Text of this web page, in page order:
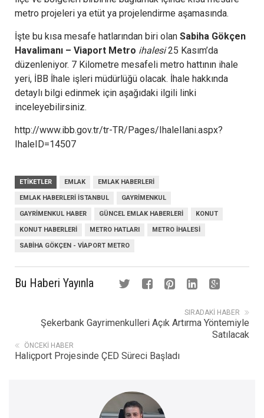
metro projeleri ya etüt ya projelendirme aşamasında.
İşte bu kısa mesafe hatlarından biri olan Sabiha Gökçen
Havalimanı – Viaport Metro ihalesi25 Kasım’da
düzenleniyor. 7 Kilometre mesafeli metro hattının ihale
yeri, İBB İhale işleri müdürlüğü olacak. İhale hakkında
detaylı bilgi edinmek için aşağıdaki ilgili linki
inceleyebilirsiniz.
http://www.ibb.gov.tr/tr-TR/Pages/IhaleIlani.aspx?
IhaleID=14507
ETIKETLER EMLAK EMLAK HABERLERI
EMLAK HABERLERI ISTANBUL GAYRIMENKUL
GAYRIMENKUL HABER GÜNCEL EMLAK HABERLERI KONUT
KONUT HABERLERI METRO HATLARI METRO IHALESI
SABIHA GÖKÇEN - VIAPORT METRO
Bu Haberi Yayınla
SIRADAKI HABER
Şekerbank Gayrimenkulleri Açık Artırma Yöntemiyle
Satılacak
ÖNCEKI HABER
Haliçport Projesinde ÇED Süreci Başladı